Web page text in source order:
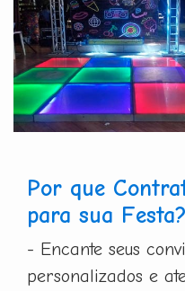
Por que
para sua Festa?
- Encante seus
personalizados e